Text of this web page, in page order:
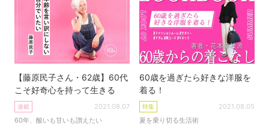
【藤原民子さん・62歳】60代
こそ好奇心を持って生きる
連載
60年、酸いも甘いも讃えたい
2021.08.07
60歳を過ぎたら好きな洋服を
着る！
特集
夏を乗り切る生活術
2021.08.05